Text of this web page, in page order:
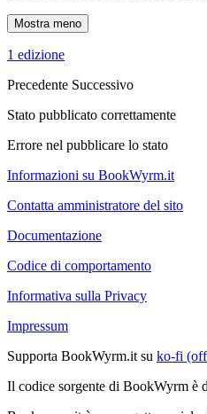
Mostra meno
1 edizione
Precedente Successivo
Stato pubblicato correttamente
Errore nel pubblicare lo stato
Informazioni su BookWyrm.it
Contatta amministratore del sito
Documentazione
Codice di comportamento
Informativa sulla Privacy
Impressum
Supporta BookWyrm.it su ko-fi
Il codice sorgente di BookWyrm è